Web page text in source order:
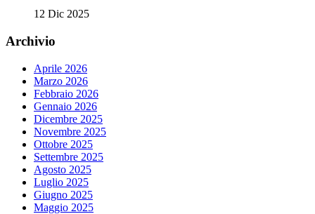
12 Dic 2025
Archivio
Aprile 2026
Marzo 2026
Febbraio 2026
Gennaio 2026
Dicembre 2025
Novembre 2025
Ottobre 2025
Settembre 2025
Agosto 2025
Luglio 2025
Giugno 2025
Maggio 2025